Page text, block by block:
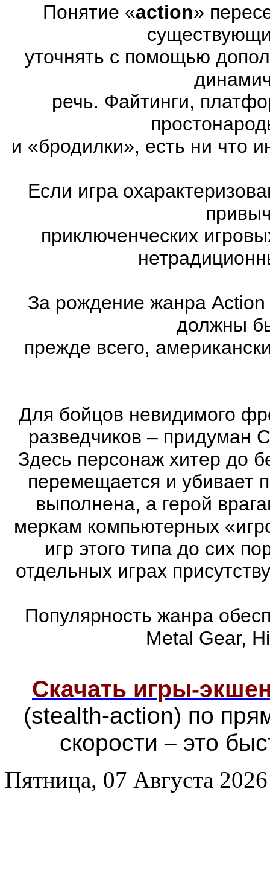
Понятие «action»
уточнять с помощью
речь. Файтинги,
и «бродилки», есть ни что
Если игра
приключенческих
За рождение жанра
должны
прежде всего,
Для бойцов невидимого
разведчиков – придуман
Здесь персонаж хитер до
перемещается и убивает
выполнена, а герой
меркам компьютерных
игр этого типа до сих
отдельных играх
Популярность жанра
Metal Gear,
Скачать игры-
(stealth-action) по
скорости– это
Пятница, 07 Августа 2026